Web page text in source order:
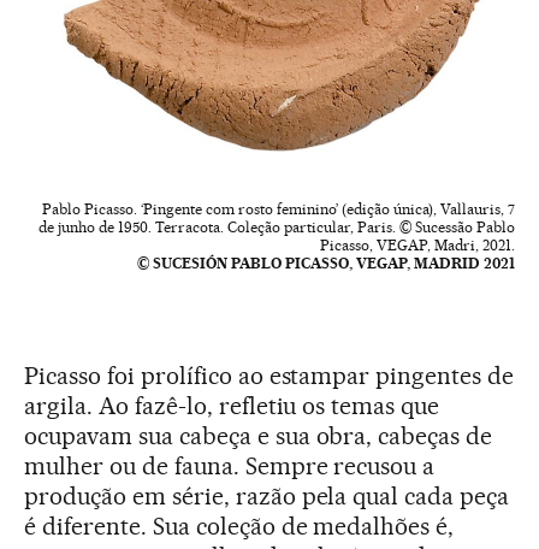
Pablo Picasso. ‘Pingente com rosto feminino’ (edição única), Vallauris, 7
de junho de 1950. Terracota. Coleção particular, Paris. © Sucessão Pablo
Picasso, VEGAP, Madri, 2021.
© SUCESIÓN PABLO PICASSO, VEGAP, MADRID 2021
Picasso foi prolífico ao estampar pingentes de
argila. Ao fazê-lo, refletiu os temas que
ocupavam sua cabeça e sua obra, cabeças de
mulher ou de fauna. Sempre recusou a
produção em série, razão pela qual cada peça
é diferente. Sua coleção de medalhões é,